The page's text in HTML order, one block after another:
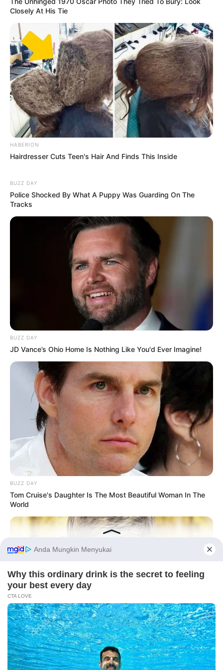
8 Kata Lucu Seputar Malam
Minggu ala Jomblo yang Bikin
Ngenes
10 Desain Kanopi Tempat
Tidur, Serasa Beristirahat di
Kamar Raja
Tampil Lebih Modern, 7 Potret
Hasil Renovasi Rumah Berusia
90 Tahun
PRIVACY POLICY DISCLAIMER HUBUNGI KAMI IKLAN
Closely At His Tie
HABERION
Hairdresser Cuts Teen's Hair And Finds This Inside
BUZZ DAY
Police Shocked By What A Puppy Was Guarding On The
Tracks
BUZZ DAY
JD Vance’s Ohio Home Is Nothing Like You'd Ever Imagine!
BUZZ DAY
Tom Cruise's Daughter Is The Most Beautiful Woman In The
World
BUZZ DAY
Ellen DeGeneres Confirms Her New Partner
Before You Go